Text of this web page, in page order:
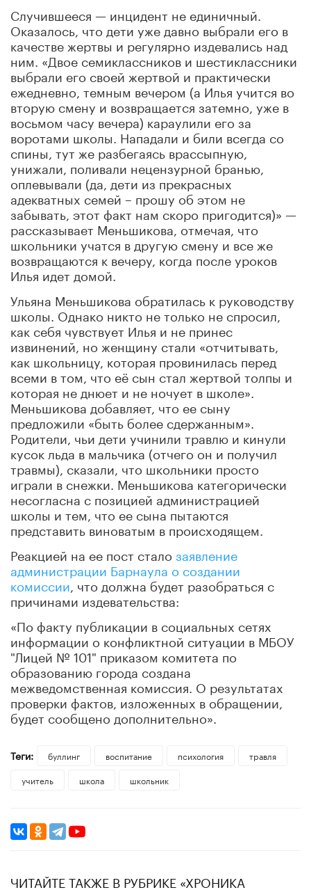
Случившееся — инцидент не единичный.
Оказалось, что дети уже давно выбрали его в
качестве жертвы и регулярно издевались над
ним. «Двое семиклассников и шестиклассники
выбрали его своей жертвой и практически
ежедневно, темным вечером (а Илья учится во
вторую смену и возвращается затемно, уже в
восьмом часу вечера) караулили его за
воротами школы. Нападали и били всегда со
спины, тут же разбегаясь врассыпную,
унижали, поливали нецензурной бранью,
оплевывали (да, дети из прекрасных
адекватных семей – прошу об этом не
забывать, этот факт нам скоро пригодится)» —
рассказывает Меньшикова, отмечая, что
школьники учатся в другую смену и все же
возвращаются к вечеру, когда после уроков
Илья идет домой.
Ульяна Меньшикова обратилась к руководству
школы. Однако никто не только не спросил,
как себя чувствует Илья и не принес
извинений, но женщину стали «отчитывать,
как школьницу, которая провинилась перед
всеми в том, что её сын стал жертвой толпы и
которая не днюет и не ночует в школе».
Меньшикова добавляет, что ее сыну
предложили «быть более сдержанным».
Родители, чьи дети учинили травлю и кинули
кусок льда в мальчика (отчего он и получил
травмы), сказали, что школьники просто
играли в снежки. Меньшикова категорически
несогласна с позицией администрацией
школы и тем, что ее сына пытаются
представить виноватым в происходящем.
Реакцией на ее пост сталозаявление
администрации Барнаула о создании
комиссии, что должна будет разобраться с
причинами издевательства:
«По факту публикации в социальных сетях
информации о конфликтной ситуации в МБОУ
"Лицей № 101" приказом комитета по
образованию города создана
межведомственная комиссия. О результатах
проверки фактов, изложенных в обращении,
будет сообщено дополнительно».
Теги: буллинг воспитание психология
травля
учитель
школа школьник
ЧИТАЙТЕ ТАКЖЕ В РУБРИКЕ «ХРОНИКА